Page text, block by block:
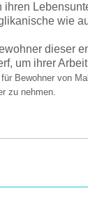
wie
dieser
um ihrer
Bewohner von
zu nehmen.